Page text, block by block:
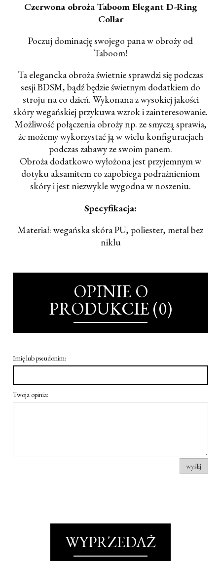
Czerwona obroża Taboom Elegant D-Ring
Collar
Poczuj dominację swojego pana w obroży od
Taboom!
Ta elegancka obroża świetnie sprawdzi się podczas
sesji BDSM, bądź będzie świetnym dodatkiem do
stroju na co dzień. Wykonana z wysokiej jakości
skóry wegańskiej przykuwa wzrok i zainteresowanie.
Możliwość połączenia obroży np. ze smyczą sprawia,
że możemy wykorzystać ją w wielu konfiguracjach
podczas zabawy ze swoim panem.
Obroża dodatkowo wyłożona jest przyjemnym w
dotyku aksamitem co zapobiega podrażnieniom
skóry i jest niezwykle wygodna w noszeniu.
Specyfikacja:
Materiał: wegańska skóra PU, poliester, metal bez
niklu
OPINIE O
PRODUKCIE (0)
Imię lub pseudonim:
Twoja opinia:
wyślij
WYPRZEDAŻ